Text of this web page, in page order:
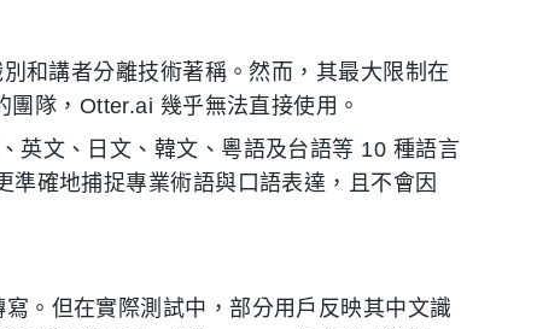
和講者分離技術著稱。然而，其最大限制在
團隊，Otter.ai 幾乎無法直接使用。
英文、日文、韓文、粵語及台語等 10 種語言
確地捕捉專業術語與口語表達，且不會因
。但在實際測試中，部分用戶反映其中文識